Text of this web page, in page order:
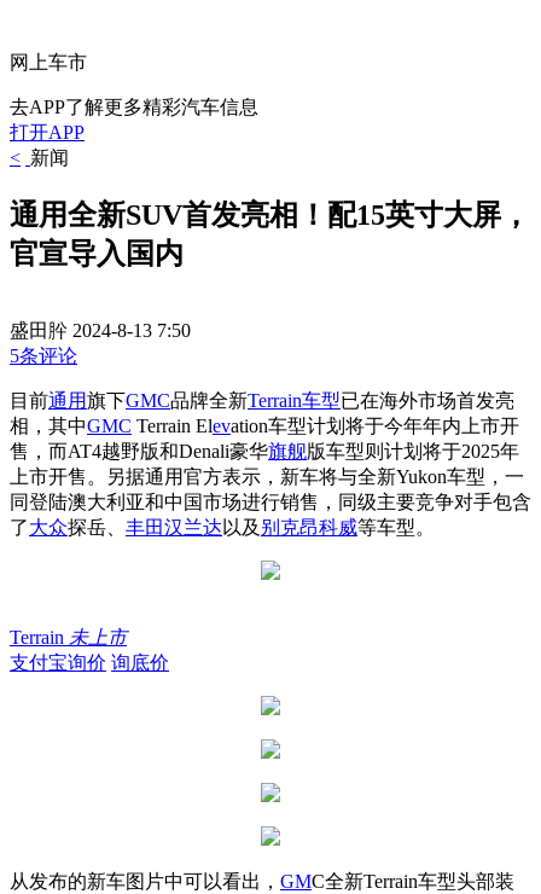
网上车市
去APP了解更多精彩汽车信息
打开APP
< 新闻
通用全新SUV首发亮相！配15英寸大屏，
官宣导入国内
盛田肸 2024-8-13 7:50
5条评论
目前通用旗下GMC品牌全新Terrain车型已在海外市场首发亮
相，其中GMC Terrain Elevation车型计划将于今年年内上市开
售，而AT4越野版和Denali豪华旗舰版车型则计划将于2025年
上市开售。另据通用官方表示，新车将与全新Yukon车型，一
同登陆澳大利亚和中国市场进行销售，同级主要竞争对手包含
了大众探岳、 丰田汉兰达 以及 别克昂科威等车型。
Terrain 未上市
支付宝询价 询底价
从发布的新车图片中可以看出， GMC全新Terrain车型头部装